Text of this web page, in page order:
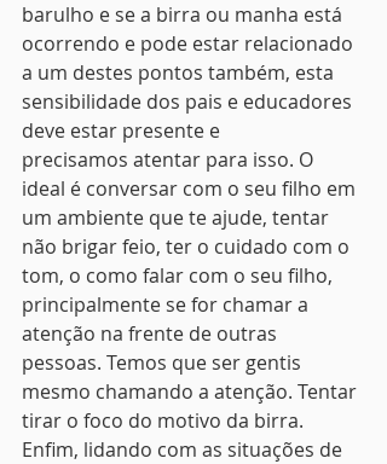
barulho e se a birra ou manha está
ocorrendo e pode estar relacionado
a um destes pontos também, esta
sensibilidade dos pais e educadores
deve estar presente e
precisamos atentar para isso. O
ideal é conversar com o seu filho em
um ambiente que te ajude, tentar
não brigar feio, ter o cuidado com o
tom, o como falar com o seu filho,
principalmente se for chamar a
atenção na frente de outras
pessoas. Temos que ser gentis
mesmo chamando a atenção. Tentar
tirar o foco do motivo da birra.
Enfim, lidando com as situações de